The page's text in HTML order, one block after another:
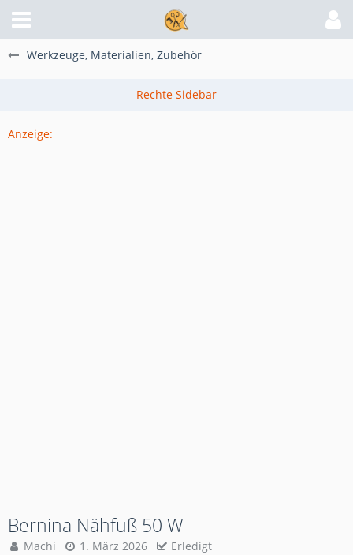
Werkzeuge, Materialien, Zubehör
Anzeige:
Bernina Nähfuß 50 W
Machi 1. März 2026 Erledigt